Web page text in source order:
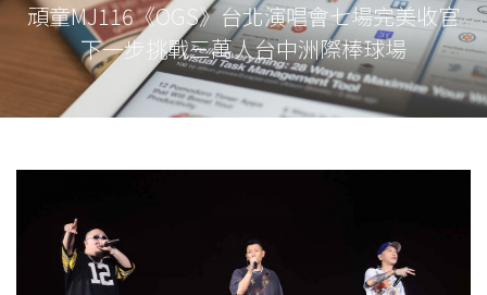
頑童MJ116《OGS》台北演唱會七場完美收官
下一步挑戰三萬人台中洲際棒球場